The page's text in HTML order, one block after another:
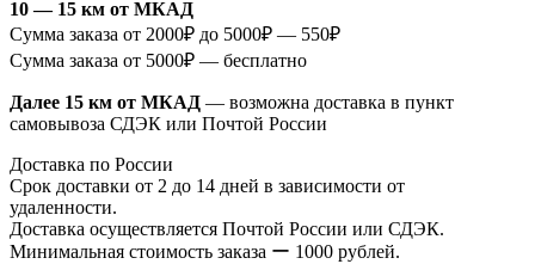
10 — 15 км от МКАД
Сумма заказа от 2000₽ до 5000₽ — 550₽
Сумма заказа от 5000₽ — бесплатно
Далее 15 км от МКАД — возможна доставка в пункт
самовывоза СДЭК или Почтой России
Доставка по России
Срок доставки от 2 до 14 дней в зависимости от
удаленности.
Доставка осуществляется Почтой России или СДЭК.
Минимальная стоимость заказа ー 1000 рублей.